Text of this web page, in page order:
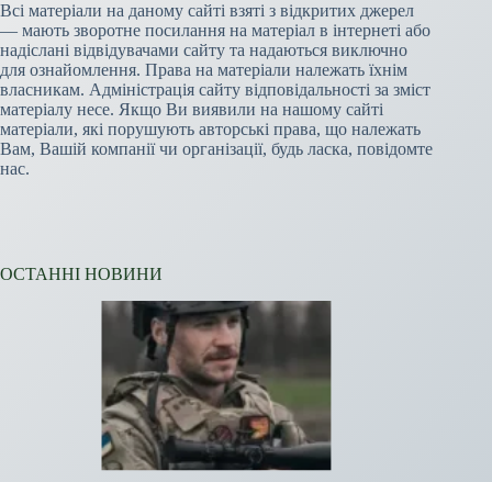
Всі матеріали на даному сайті взяті з відкритих джерел
— мають зворотне посилання на матеріал в інтернеті або
надіслані відвідувачами сайту та надаються виключно
для ознайомлення. Права на матеріали належать їхнім
власникам. Адміністрація сайту відповідальності за зміст
матеріалу несе. Якщо Ви виявили на нашому сайті
матеріали, які порушують авторські права, що належать
Вам, Вашій компанії чи організації, будь ласка, повідомте
нас.
ОСТАННІ НОВИНИ